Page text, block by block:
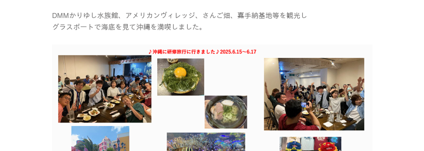
DMMかりゆし水族館、アメリカンヴィレッジ、さんご畑、嘉手納基地等を観光し
グラスボートで海底を見て沖縄を満喫しました。